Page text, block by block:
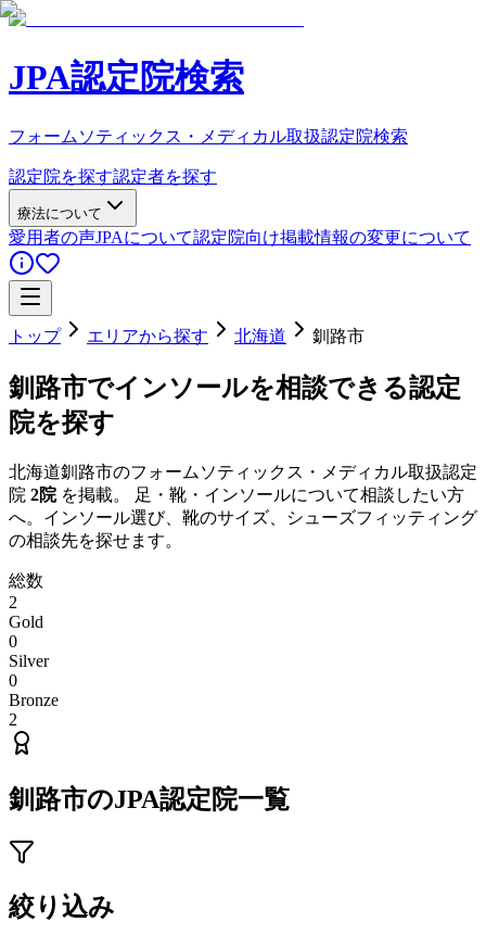
JPA認定院検索
フォームソティックス・メディカル取扱認定院検索
認定院を探す認定者を探す
療法について
愛用者の声JPAについて認定院向け掲載情報の変更について
トップ エリアから探す 北海道 釧路市
釧路市でインソールを相談できる認定
院を探す
北海道釧路市のフォームソティックス・メディカル取扱認定
院 2院を掲載。 足・靴・インソールについて相談したい方
へ。インソール選び、靴のサイズ、シューズフィッティング
の相談先を探せます。
総数
2
Gold
0
Silver
0
Bronze
2
釧路市のJPA認定院一覧
絞り込み